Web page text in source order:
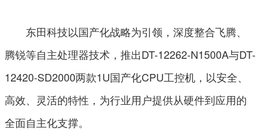
东田科技以国产化战略为引领，深度整合飞腾、
腾锐等自主处理器技术，推出DT-12262-N1500A与DT-
12420-SD2000两款1U国产化CPU工控机，以安全、
高效、灵活的特性，为行业用户提供从硬件到应用的
全面自主化支撑。